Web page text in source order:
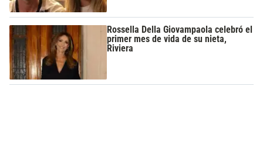
Rossella Della Giovampaola celebró el
primer mes de vida de su nieta,
Riviera